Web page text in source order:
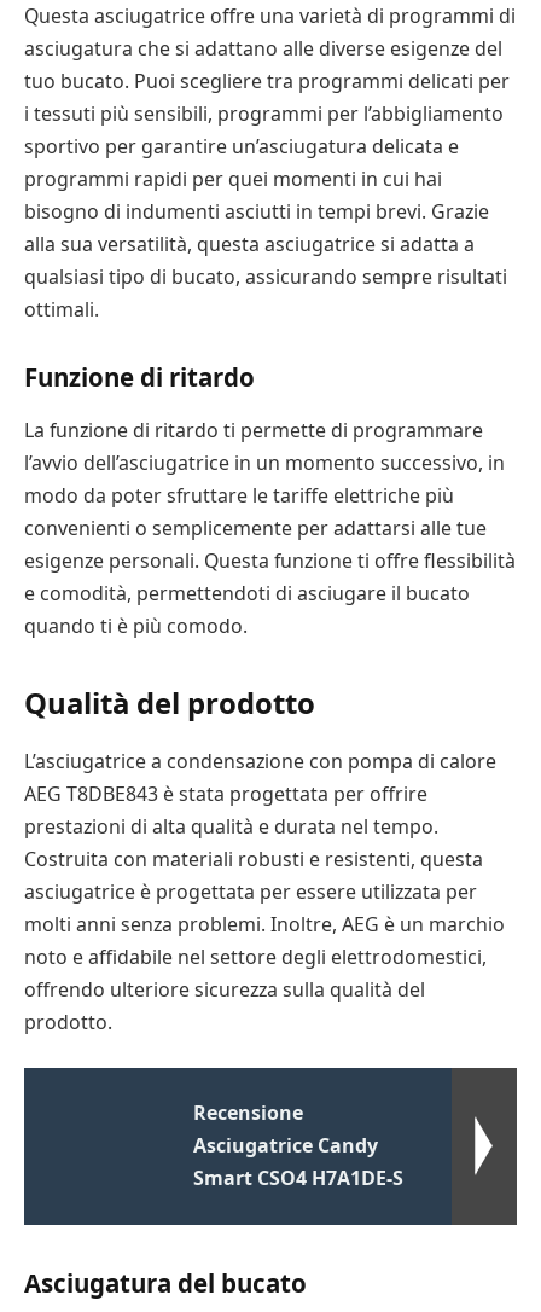
Questa asciugatrice offre una varietà di programmi di
asciugatura che si adattano alle diverse esigenze del
tuo bucato. Puoi scegliere tra programmi delicati per
i tessuti più sensibili, programmi per l’abbigliamento
sportivo per garantire un’asciugatura delicata e
programmi rapidi per quei momenti in cui hai
bisogno di indumenti asciutti in tempi brevi. Grazie
alla sua versatilità, questa asciugatrice si adatta a
qualsiasi tipo di bucato, assicurando sempre risultati
ottimali.
Funzione di ritardo
La funzione di ritardo ti permette di programmare
l’avvio dell’asciugatrice in un momento successivo, in
modo da poter sfruttare le tariffe elettriche più
convenienti o semplicemente per adattarsi alle tue
esigenze personali. Questa funzione ti offre flessibilità
e comodità, permettendoti di asciugare il bucato
quando ti è più comodo.
Qualità del prodotto
L’asciugatrice a condensazione con pompa di calore
AEG T8DBE843 è stata progettata per offrire
prestazioni di alta qualità e durata nel tempo.
Costruita con materiali robusti e resistenti, questa
asciugatrice è progettata per essere utilizzata per
molti anni senza problemi. Inoltre, AEG è un marchio
noto e affidabile nel settore degli elettrodomestici,
offrendo ulteriore sicurezza sulla qualità del
prodotto.
Recensione
Asciugatrice Candy
Smart CSO4 H7A1DE-S
Asciugatura del bucato